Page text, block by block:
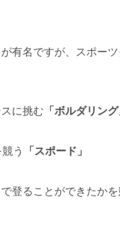
有名ですが、スポー
に挑む 「ボルダリング
う 「スポード」
登ることができたかを